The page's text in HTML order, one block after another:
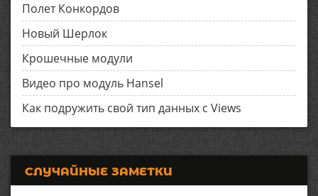
Полет Конкордов
Новый Шерлок
Крошечные модули
Видео про модуль Hansel
Как подружить свой тип данных с Views
СЛУЧАЙНЫЕ ЗАМЕТКИ